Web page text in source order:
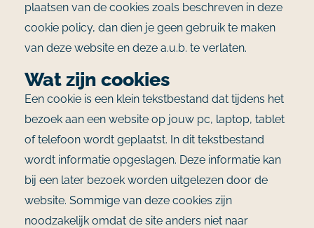
plaatsen van de cookies zoals beschreven in deze
cookie policy, dan dien je geen gebruik te maken
van deze website en deze a.u.b. te verlaten.
Wat zijn cookies
Een cookie is een klein tekstbestand dat tijdens het
bezoek aan een website op jouw pc, laptop, tablet
of telefoon wordt geplaatst. In dit tekstbestand
wordt informatie opgeslagen. Deze informatie kan
bij een later bezoek worden uitgelezen door de
website. Sommige van deze cookies zijn
noodzakelijk omdat de site anders niet naar